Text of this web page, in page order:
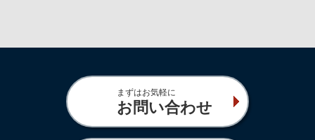
まずはお気軽に
お問い合わせ